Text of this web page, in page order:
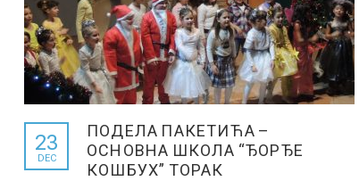
23
DEC
ПОДЕЛА ПАКЕТИЋА –
ОСНОВНА ШКОЛА “ЂОРЂЕ
КОШБУХ” ТОРАК